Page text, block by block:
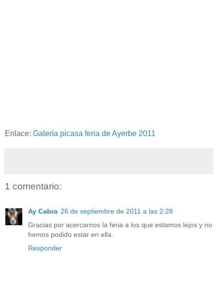
Enlace: Galería picasa feria de Ayerbe 2011
1 comentario:
Ay Cabra 26 de septiembre de 2011 a las 2:28
Gracias por acercarnos la feria a los que estamos lejos y no
hemos podido estar en ella.
Responder